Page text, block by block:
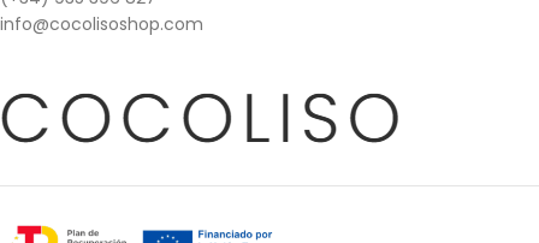
info@cocolisoshop.com